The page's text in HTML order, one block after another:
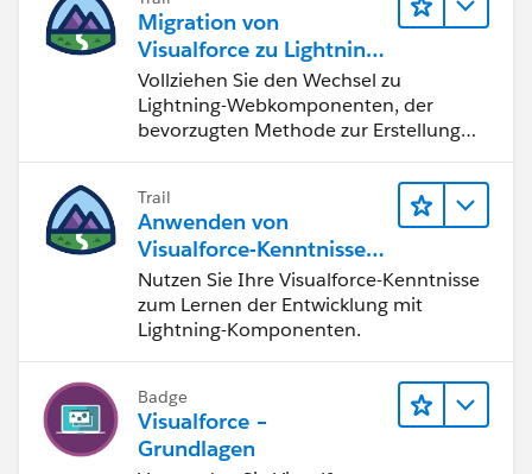
   return options;
}
public pagereference show (){
usa = [select id,name form user where
return null ;
Use thiscode and any issue ask me ,
Regards,
Migration von
Visualforce zu Lightning-
Webkomponenten
Vollziehen Sie den Wechsel zu
Lightning-Webkomponenten, der
bevorzugten Methode zur Erstellung
Trail
Anwenden von
Visualforce-Kenntnissen
auf Lightning-
Komponenten
Nutzen Sie Ihre Visualforce-Kenntnisse
zum Lernen der Entwicklung mit
Lightning-Komponenten.
Badge
Visualforce –
Grundlagen